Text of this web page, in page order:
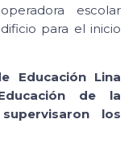
escolar
para el inicio
Educación Lina
de la
los